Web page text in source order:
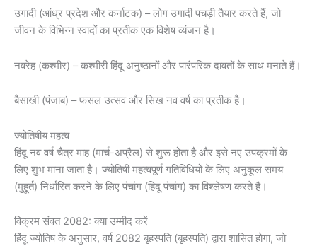
उगादी (आंध्र प्रदेश और कर्नाटक) – लोग उगादी पचड़ी तैयार करते हैं, जो
जीवन के विभिन्न स्वादों का प्रतीक एक विशेष व्यंजन है।
नवरेह (कश्मीर) – कश्मीरी हिंदू अनुष्ठानों और पारंपरिक दावतों के साथ मनाते हैं।
बैसाखी (पंजाब) – फसल उत्सव और सिख नव वर्ष का प्रतीक है।
ज्योतिषीय महत्व
हिंदू नव वर्ष चैत्र माह (मार्च-अप्रैल) से शुरू होता है और इसे नए उपक्रमों के
लिए शुभ माना जाता है। ज्योतिषी महत्वपूर्ण गतिविधियों के लिए अनुकूल समय
(मुहूर्त) निर्धारित करने के लिए पंचांग (हिंदू पंचांग) का विश्लेषण करते हैं।
विक्रम संवत 2082: क्या उम्मीद करें
हिंदू ज्योतिष के अनुसार, वर्ष 2082 बृहस्पति (बृहस्पति) द्वारा शासित होगा, जो